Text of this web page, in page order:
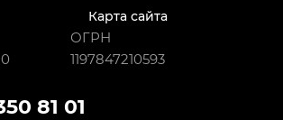
Карта сайта
ОГРН
1197847210593
81 01